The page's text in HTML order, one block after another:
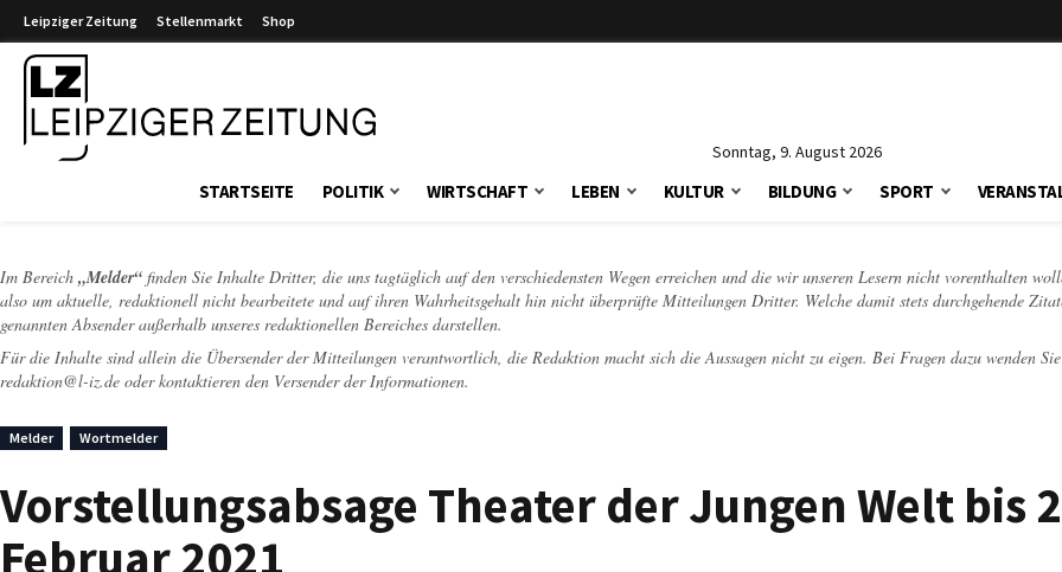
Leipziger Zeitung Stellenmarkt Shop
Sonntag, 9. August 2026
STARTSEITE POLITIK WIRTSCHAFT LEBEN KULTUR BILDUNG SPORT
Im Bereich „Melder“ finden Sie Inhalte Dritter, die uns tagtäglich auf den verschiedensten Wegen erreichen und die wir unseren Lesern nicht vorenthalten
also um aktuelle, redaktionell nicht bearbeitete und auf ihren Wahrheitsgehalt hin nicht überprüfte Mitteilungen Dritter. Welche damit stets durchgehende
genannten Absender außerhalb unseres redaktionellen Bereiches darstellen.
Für die Inhalte sind allein die Übersender der Mitteilungen verantwortlich, die Redaktion macht sich die Aussagen nicht zu eigen. Bei Fragen dazu wenden
redaktion@l-iz.de oder kontaktieren den Versender der Informationen.
Melder Wortmelder
Vorstellungsabsage Theater der Jungen Welt bis
Februar 2021